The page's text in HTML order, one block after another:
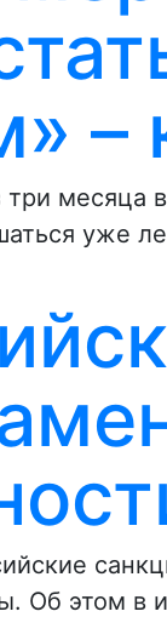
–
три
уже
Об этом в